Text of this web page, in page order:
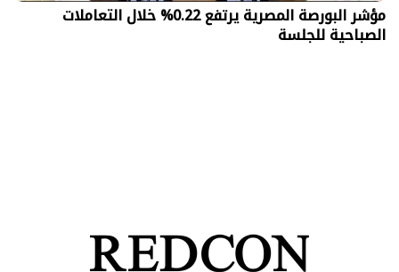
مؤشر البورصة المصرية يرتفع 0.22% خلال التعاملات
الصباحية للجلسة